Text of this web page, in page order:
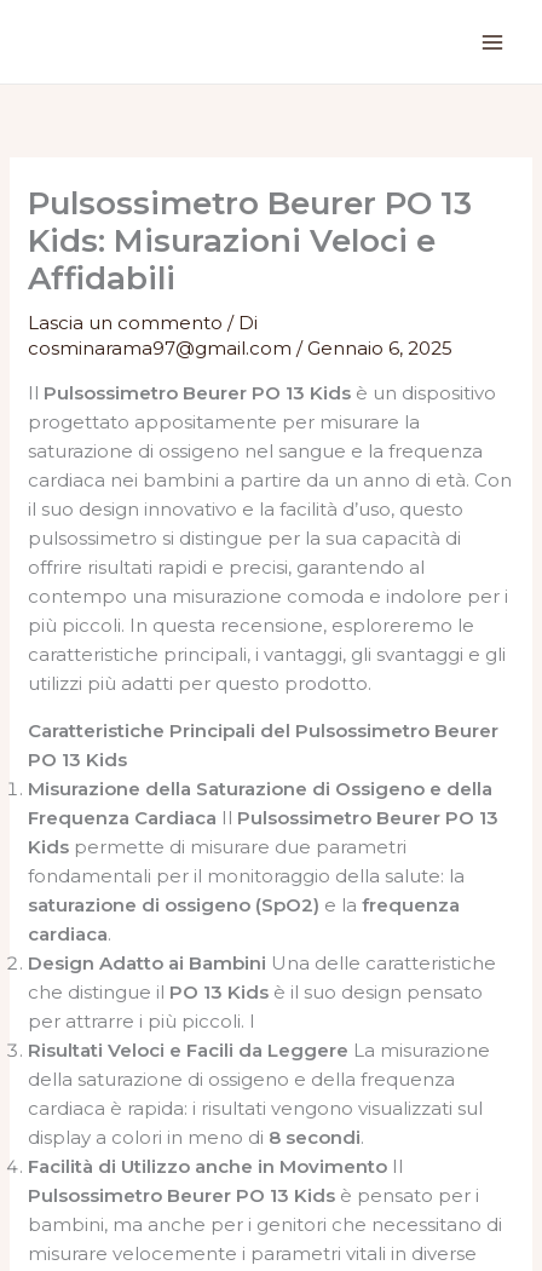
Pulsossimetro Beurer PO 13
Kids: Misurazioni Veloci e
Affidabili
Lascia un commento / Di
cosminarama97@gmail.com/Gennaio 6, 2025
Il Pulsossimetro Beurer PO 13 Kids è un dispositivo
progettato appositamente per misurare la
saturazione di ossigeno nel sangue e la frequenza
cardiaca nei bambini a partire da un anno di età. Con
il suo design innovativo e la facilità d’uso, questo
pulsossimetro si distingue per la sua capacità di
offrire risultati rapidi e precisi, garantendo al
contempo una misurazione comoda e indolore per i
più piccoli. In questa recensione, esploreremo le
caratteristiche principali, i vantaggi, gli svantaggi e gli
utilizzi più adatti per questo prodotto.
Caratteristiche Principali del Pulsossimetro Beurer
PO 13 Kids
Misurazione della Saturazione di Ossigeno e della
Frequenza Cardiaca Il Pulsossimetro Beurer PO 13
Kids permette di misurare due parametri
fondamentali per il monitoraggio della salute: la
saturazione di ossigeno (SpO2) e lafrequenza
cardiaca.
Design Adatto ai Bambini Una delle caratteristiche
che distingue il PO 13 Kids è il suo design pensato
per attrarre i più piccoli. I
Risultati Veloci e Facili da Leggere La misurazione
della saturazione di ossigeno e della frequenza
cardiaca è rapida: i risultati vengono visualizzati sul
display a colori in meno di 8 secondi.
Facilità di Utilizzo anche in Movimento Il
Pulsossimetro Beurer PO 13 Kids è pensato per i
bambini, ma anche per i genitori che necessitano di
misurare velocemente i parametri vitali in diverse